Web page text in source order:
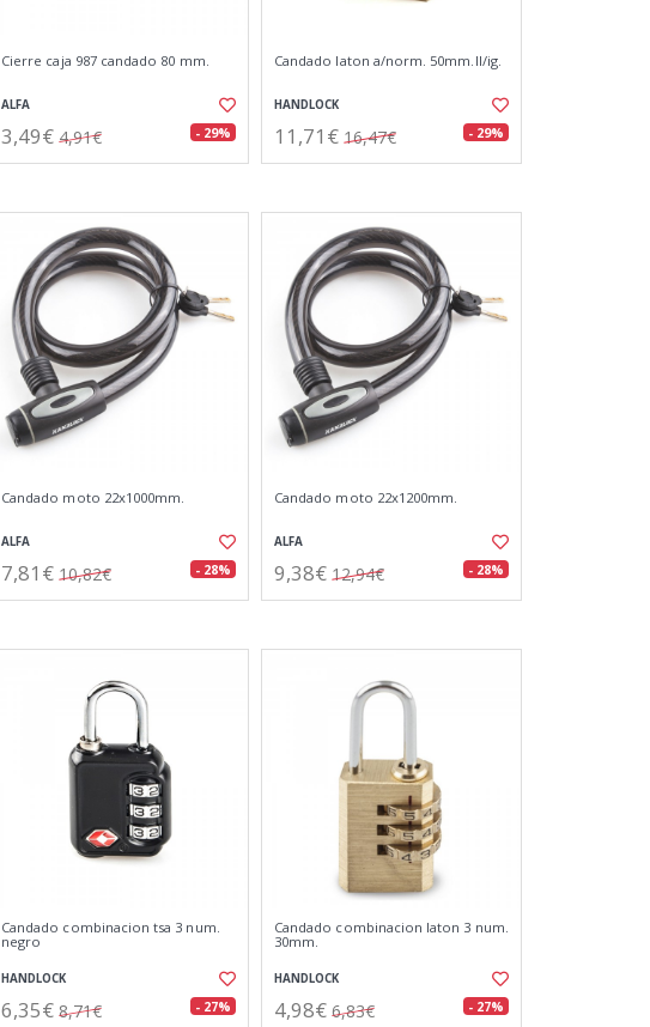
Cierre caja 987 candado 80 mm.
ALFA
3,49€ 4,91€ - 29%
Candado laton a/norm. 50mm.ll/ig.
HANDLOCK
11,71€ 16,47€ - 29%
Candado moto 22x1000mm.
ALFA
7,81€ 10,82€ - 28%
Candado moto 22x1200mm.
ALFA
9,38€ 12,94€ - 28%
Candado combinacion tsa 3 num.
negro
HANDLOCK
6,35€ 8,71€ - 27%
Candado combinacion laton 3 num.
30mm.
HANDLOCK
4,98€ 6,83€ - 27%